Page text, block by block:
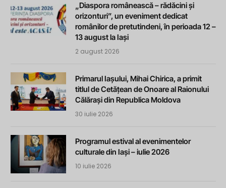
„Diaspora românească – rădăcini și
orizonturi”, un eveniment dedicat
românilor de pretutindeni, în perioada 12 –
13 august la Iași
2 august 2026
Primarul Iașului, Mihai Chirica, a primit
titlul de Cetățean de Onoare al Raionului
Călărași din Republica Moldova
30 iulie 2026
Programul estival al evenimentelor
culturale din Iași – iulie 2026
10 iulie 2026